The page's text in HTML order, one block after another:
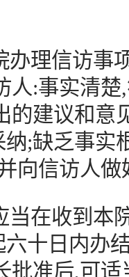
理信访事
人:事实清
的建议和意
;缺乏事实
向信访人
在收到本
十日内办
批准后,可